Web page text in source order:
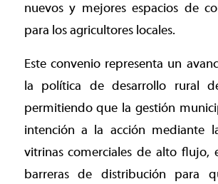
nuevos y mejores espacios de
para los agricultores locales.
Este convenio representa un
la política de desarrollo rural
permitiendo que la gestión
intención a la acción mediante
vitrinas comerciales de alto flujo,
barreras de distribución para